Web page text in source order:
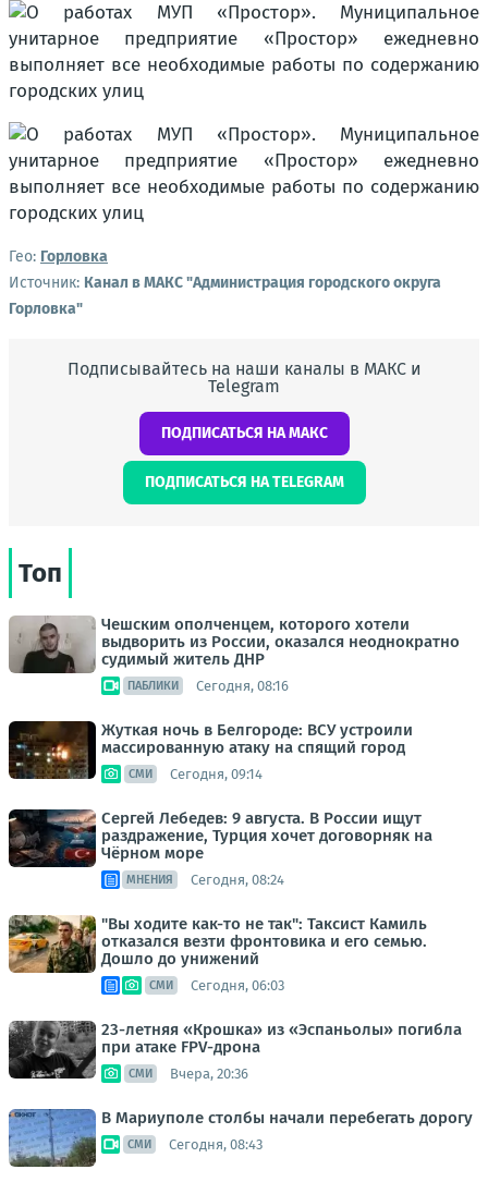
Гео: Горловка
Источник: Канал в МАКС "Администрация городского округа
Горловка"
Подписывайтесь на наши каналы в МАКС и
Telegram
ПОДПИСАТЬСЯ НА МАКС
ПОДПИСАТЬСЯ НА TELEGRAM
Топ
Чешским ополченцем, которого хотели
выдворить из России, оказался неоднократно
судимый житель ДНР
ПАБЛИКИ Сегодня, 08:16
Жуткая ночь в Белгороде: ВСУ устроили
массированную атаку на спящий город
СМИ Сегодня, 09:14
Сергей Лебедев: 9 августа. В России ищут
раздражение, Турция хочет договорняк на
Чёрном море
МНЕНИЯ Сегодня, 08:24
"Вы ходите как-то не так": Таксист Камиль
отказался везти фронтовика и его семью.
Дошло до унижений
СМИ Сегодня, 06:03
23-летняя «Крошка» из «Эспаньолы» погибла
при атаке FPV-дрона
СМИ Вчера, 20:36
В Мариуполе столбы начали перебегать дорогу
СМИ Сегодня, 08:43